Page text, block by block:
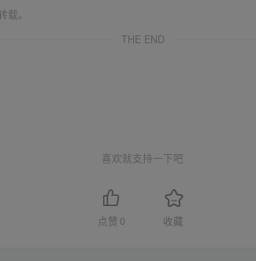
腻人的嗓音问道。
”了，我觉得那丫很假，加上和林志琳有的
校以后才知道老师生病了，所以那课改期了
他的脸色暗了下来，他在公司里是搞人事
。
THE END
喜欢就支持一下吧
点赞 0 收藏